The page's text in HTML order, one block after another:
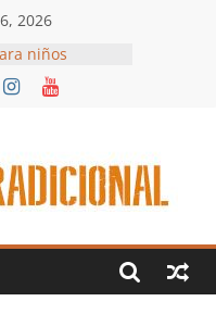
2026
niños
y Vaquillas